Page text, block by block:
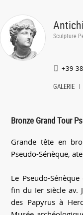
Sculpture
+39
GALERIE
Bronze Grand Tour
Grande tête en
Pseudo-Sénèque,
Le Pseudo-
fin du Ier siècle av.
des Papyrus à